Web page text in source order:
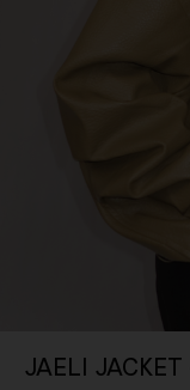
JAELI JACKET